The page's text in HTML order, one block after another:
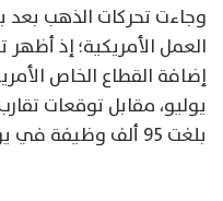
وجاءت تحركات الذهب
بلغت 95 ألف وظيفة في يونيو وفق البيانات المعدلة.